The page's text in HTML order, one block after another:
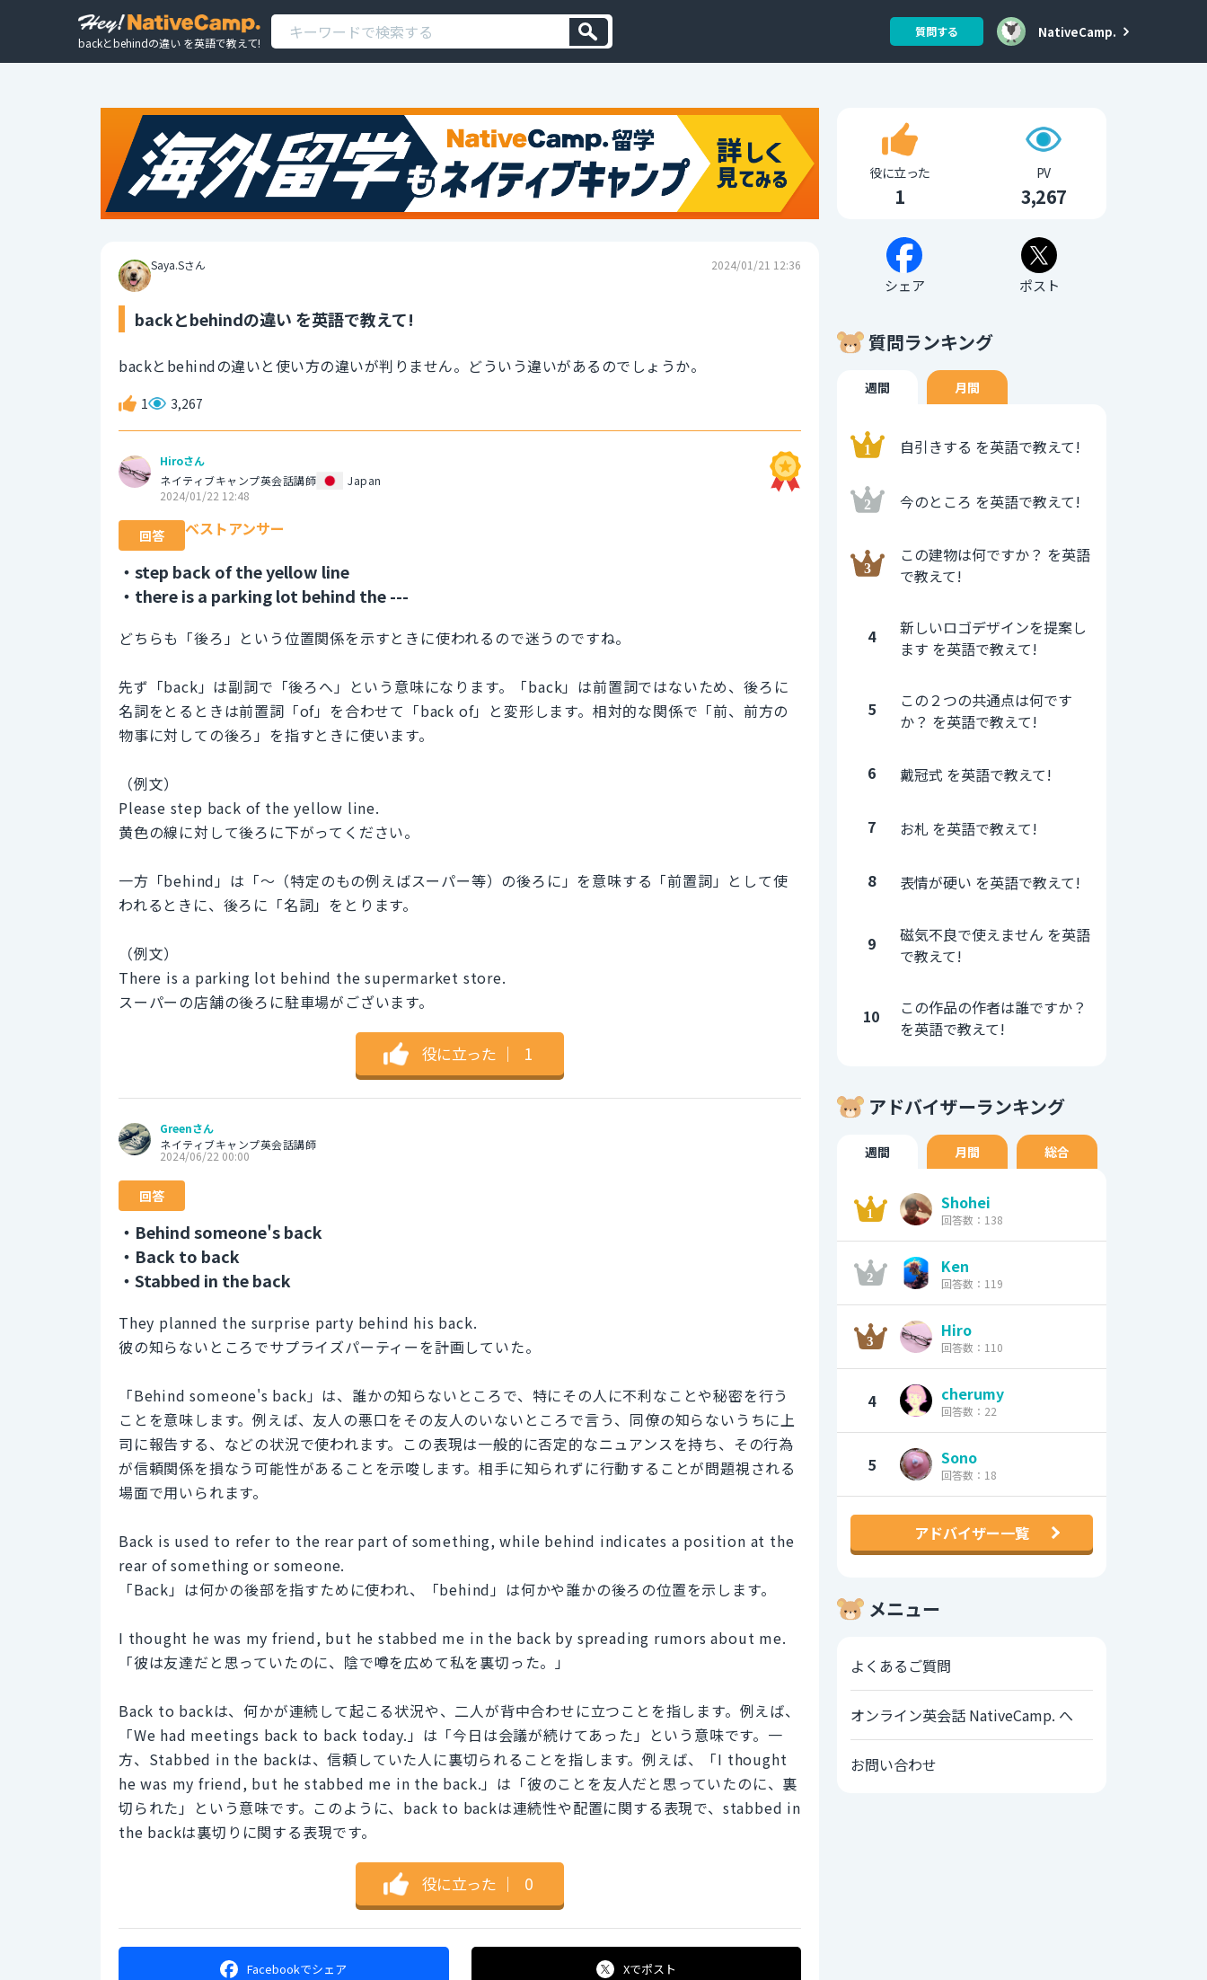
backとbehindの違い を英語で教えて!
質問する NativeCamp.
Saya.Sさん 2024/01/21 12:36
backとbehindの違い を英語で教えて!
backとbehindの違いと使い方の違いが判りません。どういう違いがあるのでしょうか。
1 3,267
Hiroさん
ネイティブキャンプ英会話講師
Japan
2024/01/22 12:48
回答 ベストアンサー
・step back of the yellow line
・there is a parking lot behind the ---
どちらも「後ろ」という位置関係を示すときに使われるので迷うのですね。
先ず「back」は副詞で「後ろへ」という意味になります。「back」は前置詞ではないため、後ろに
名詞をとるときは前置詞「of」を合わせて「back of」と変形します。相対的な関係で「前、前方の
物事に対しての後ろ」を指すときに使います。
（例文）
Please step back of the yellow line.
黄色の線に対して後ろに下がってください。
一方「behind」は「～（特定のもの例えばスーパー等）の後ろに」を意味する「前置詞」として使
われるときに、後ろに「名詞」をとります。
（例文）
There is a parking lot behind the supermarket store.
スーパーの店舗の後ろに駐車場がございます。
役に立った ｜ 1
Greenさん
ネイティブキャンプ英会話講師
2024/06/22 00:00
回答
・Behind someone's back
・Back to back
・Stabbed in the back
They planned the surprise party behind his back.
彼の知らないところでサプライズパーティーを計画していた。
「Behind someone's back」は、誰かの知らないところで、特にその人に不利なことや秘密を行う
ことを意味します。例えば、友人の悪口をその友人のいないところで言う、同僚の知らないうちに上
司に報告する、などの状況で使われます。この表現は一般的に否定的なニュアンスを持ち、その行為
が信頼関係を損なう可能性があることを示唆します。相手に知られずに行動することが問題視される
場面で用いられます。
Back is used to refer to the rear part of something, while behind indicates a position at the
rear of something or someone.
「Back」は何かの後部を指すために使われ、「behind」は何かや誰かの後ろの位置を示します。
I thought he was my friend, but he stabbed me in the back by spreading rumors about me.
「彼は友達だと思っていたのに、陰で噂を広めて私を裏切った。」
Back to backは、何かが連続して起こる状況や、二人が背中合わせに立つことを指します。例えば、
「We had meetings back to back today.」は「今日は会議が続けてあった」という意味です。一
方、Stabbed in the backは、信頼していた人に裏切られることを指します。例えば、「I thought
he was my friend, but he stabbed me in the back.」は「彼のことを友人だと思っていたのに、裏
切られた」という意味です。このように、back to backは連続性や配置に関する表現で、stabbed in
the backは裏切りに関する表現です。
役に立った ｜ 0
Facebookでシェア Xでポスト
役に立った
1
PV
3,267
シェア ポスト
質問ランキング
週間 月間
自引きする を英語で教えて!
今のところ を英語で教えて!
この建物は何ですか？ を英語
で教えて!
4
新しいロゴデザインを提案し
ます を英語で教えて!
5
この２つの共通点は何です
か？ を英語で教えて!
6 戴冠式 を英語で教えて!
7 お札 を英語で教えて!
8 表情が硬い を英語で教えて!
9
磁気不良で使えません を英語
で教えて!
10
この作品の作者は誰ですか？
を英語で教えて!
アドバイザーランキング
週間 月間 総合
Shohei
回答数：138
Ken
回答数：119
Hiro
回答数：110
4 cherumy
回答数：22
5 Sono
回答数：18
アドバイザー一覧
メニュー
よくあるご質問
オンライン英会話 NativeCamp. へ
お問い合わせ